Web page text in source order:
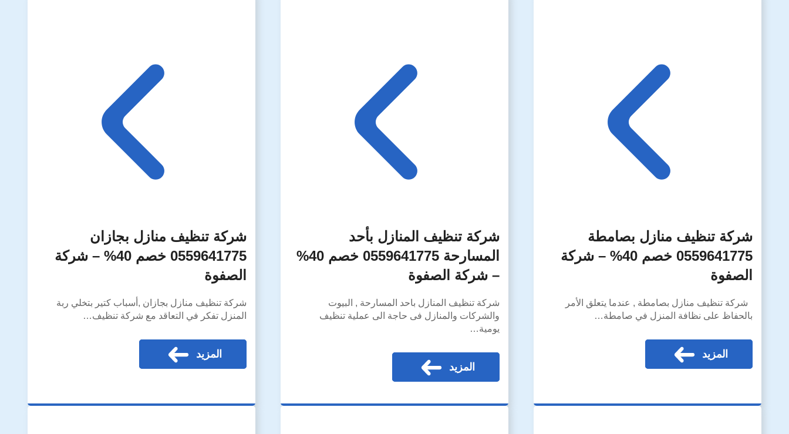
شركة تنظيف منازل بصامطة
0559641775 خصم 40% – شركة
الصفوة
شركة تنظيف منازل بصامطة , عندما يتعلق الأمر
بالحفاظ على نظافة المنزل في صامطة…
المزيد
شركة تنظيف المنازل بأحد
المسارحة 0559641775 خصم 40%
– شركة الصفوة
شركة تنظيف المنازل باحد المسارحة , البيوت
والشركات والمنازل فى حاجة الى عملية تنظيف
يومية…
المزيد
شركة تنظيف منازل بجازان
0559641775 خصم 40% – شركة
الصفوة
شركة تنظيف منازل بجازان ,أسباب كتير بتخلي ربة
المنزل تفكر في التعاقد مع شركة تنظيف…
المزيد